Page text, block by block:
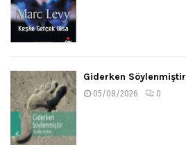
Giderken Söylenmiştir
05/08/2026 0